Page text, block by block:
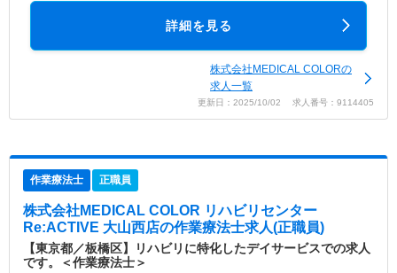
詳細を見る
株式会社MEDICAL COLORの
求人一覧
更新日：2025/10/02 求人番号：9114405
作業療法士 正職員
株式会社MEDICAL COLOR リハビリセンター
Re:ACTIVE 大山西店の作業療法士求人(正職員)
【東京都／板橋区】リハビリに特化したデイサービスでの求人
です。＜作業療法士＞